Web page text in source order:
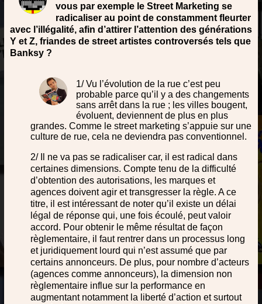
vous par exemple le Street Marketing se
radicaliser au point de constamment fleurter
avec l’illégalité, afin d’attirer l’attention des générations
Y et Z, friandes de street artistes controversés tels que
Banksy ?
1/ Vu l’évolution de la rue c’est peu
probable parce qu’il y a des changements
sans arrêt dans la rue ; les villes bougent,
évoluent, deviennent de plus en plus
grandes. Comme le street marketing s’appuie sur une
culture de rue, cela ne deviendra pas conventionnel.
2/ Il ne va pas se radicaliser car, il est radical dans
certaines dimensions. Compte tenu de la difficulté
d’obtention des autorisations, les marques et
agences doivent agir et transgresser la règle. A ce
titre, il est intéressant de noter qu’il existe un délai
légal de réponse qui, une fois écoulé, peut valoir
accord. Pour obtenir le même résultat de façon
règlementaire, il faut rentrer dans un processus long
et juridiquement lourd qui n’est assumé que par
certains annonceurs. De plus, pour nombre d’acteurs
(agences comme annonceurs), la dimension non
règlementaire influe sur la performance en
augmentant notamment la liberté d’action et surtout